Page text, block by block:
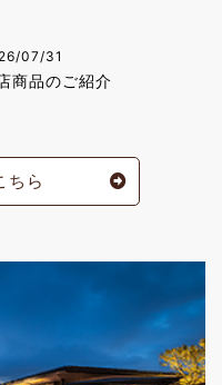
07/31
商品のご紹介
ちら